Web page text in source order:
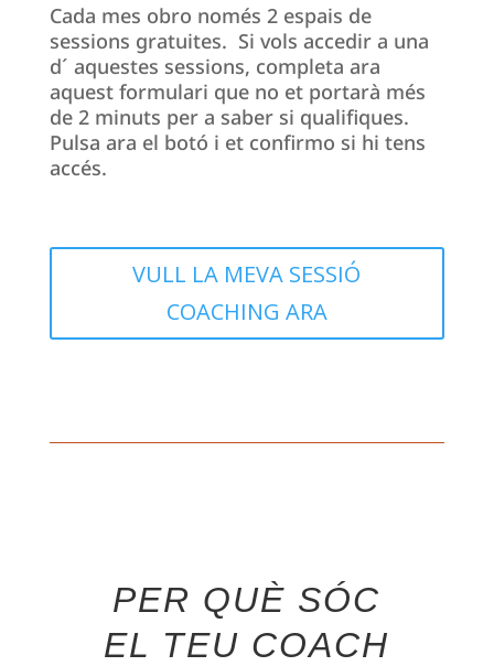
Cada mes obro només 2 espais de
sessions gratuites. Si vols accedir a una
d´ aquestes sessions, completa ara
aquest formulari que no et portarà més
de 2 minuts per a saber si qualifiques.
Pulsa ara el botó i et confirmo si hi tens
accés.
VULL LA MEVA SESSIÓ
COACHING ARA
PER QUÈ SÓC
EL TEU COACH